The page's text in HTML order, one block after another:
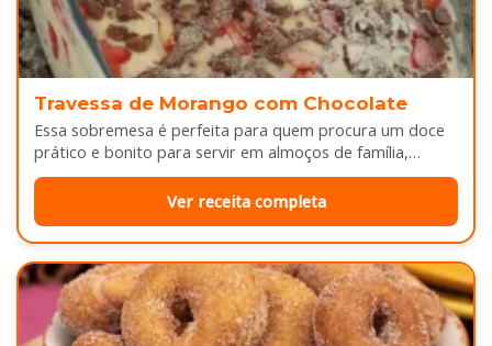
Travessa de Morango com Chocolate
Essa sobremesa é perfeita para quem procura um doce
prático e bonito para servir em almoços de família,
aniversários ou…
Ver receita completa